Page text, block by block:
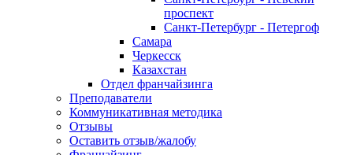
проспект
Санкт-Петербург - Петергоф
Самара
Черкесск
Казахстан
Отдел франчайзинга
Преподаватели
Коммуникативная методика
Отзывы
Оставить отзыв/жалобу